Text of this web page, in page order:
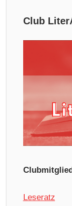
Club
Leseratz